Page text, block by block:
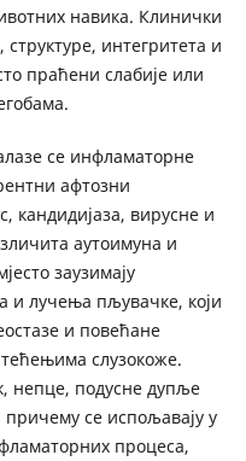
навика. Клинички
интегритета и
праћени слабије или
се инфламаторне
афтозни
кандидијаза, вирусне и
аутоимуна и
заузимају
и лучења пљувачке, који
и повећане
слузокоже.
непце, подусне дупље
се испољавају у
процеса,